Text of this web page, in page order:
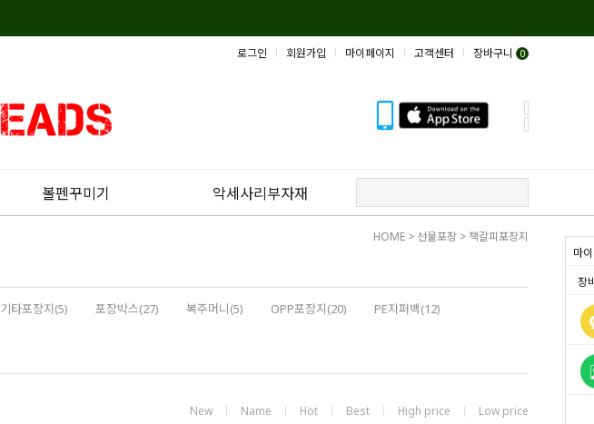
마
장
로그인 회원가입 마이페이지 고객센터 장바구니 0
볼펜꾸미기 악세사리부자재
HOME > 선물포장 > 책갈피포장지
기타포장지(5) 포장박스(27) 복주머니(5) OPP포장지(20) PE지퍼백(12)
New Name Hot Best High price Low price